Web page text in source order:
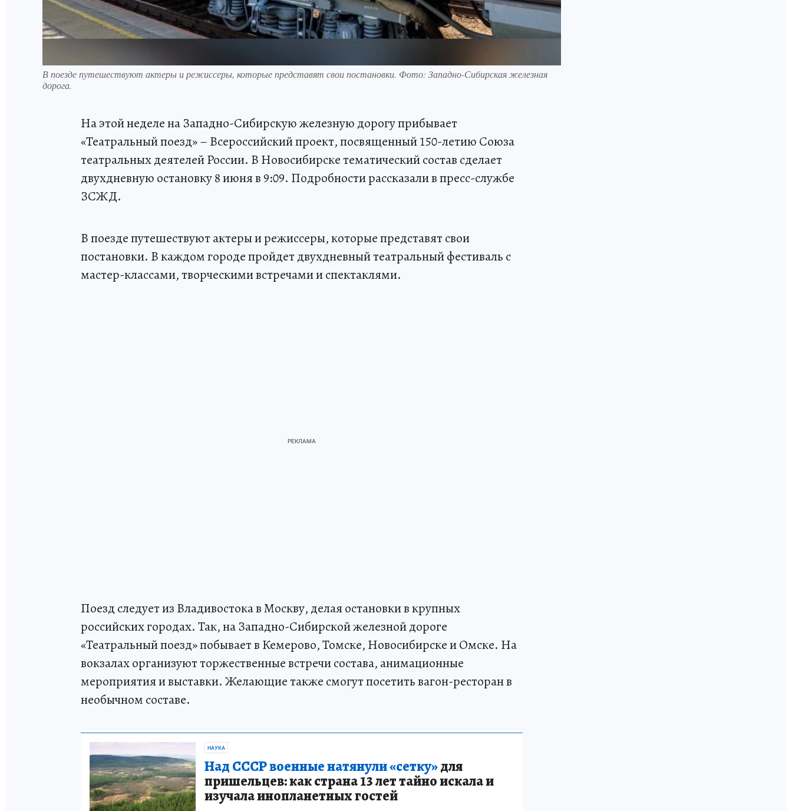
В поезде путешествуют актеры и режиссеры, которые представят свои постановки. Фото: Западно-Сибирская железная
дорога.
На этой неделе на Западно-Сибирскую железную дорогу прибывает
«Театральный поезд» – Всероссийский проект, посвященный 150-летию Союза
театральных деятелей России. В Новосибирске тематический состав сделает
двухдневную остановку 8 июня в 9:09. Подробности рассказали в пресс-службе
ЗСЖД.
В поезде путешествуют актеры и режиссеры, которые представят свои
постановки. В каждом городе пройдет двухдневный театральный фестиваль с
мастер-классами, творческими встречами и спектаклями.
Поезд следует из Владивостока в Москву, делая остановки в крупных
российских городах. Так, на Западно-Сибирской железной дороге
«Театральный поезд» побывает в Кемерово, Томске, Новосибирске и Омске. На
вокзалах организуют торжественные встречи состава, анимационные
мероприятия и выставки. Желающие также смогут посетить вагон-ресторан в
необычном составе.
НАУКА
Над СССР военные натянули «сетку»для
пришельцев: как страна 13 лет тайно искала и
изучала инопланетных гостей